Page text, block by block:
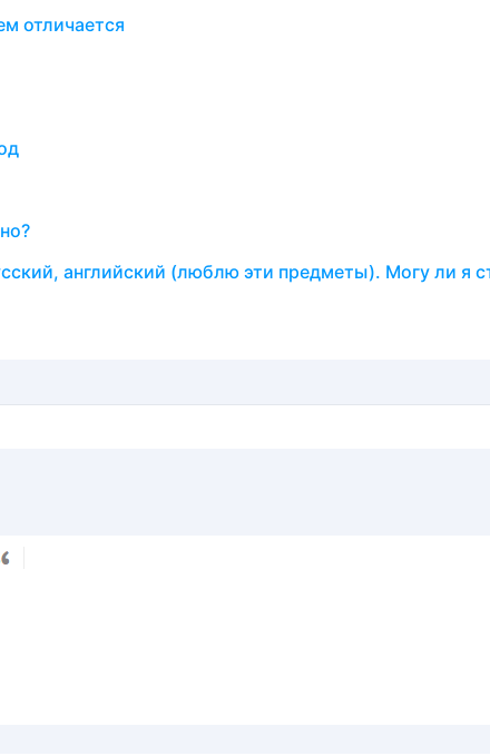
отличается
английский (люблю эти предметы). Могу ли я